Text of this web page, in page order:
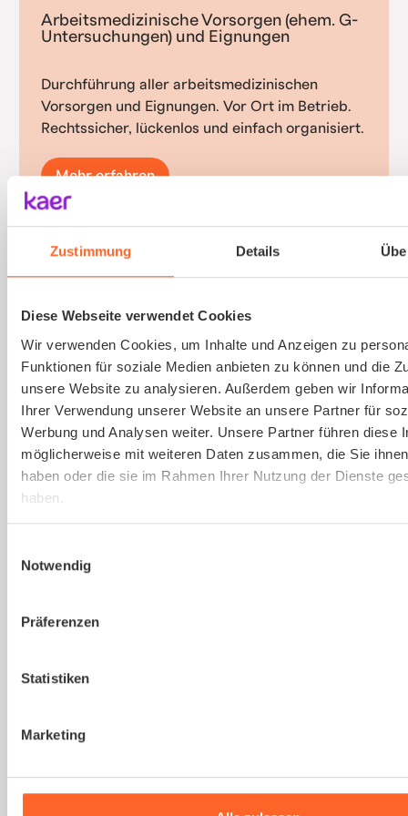
Zustimmung Details
Diese Webseite verwendet Cookies
Wir verwenden Cookies, um Inhalte und Anzeigen zu
Funktionen für soziale Medien anbieten zu können und die
unsere Website zu analysieren. Außerdem geben wir
Ihrer Verwendung unserer Website an unsere Partner für
Werbung und Analysen weiter. Unsere Partner führen diese
möglicherweise mit weiteren Daten zusammen, die Sie
haben oder die sie im Rahmen Ihrer Nutzung der Dienste
haben.
Notwendig
Präferenzen
Statistiken
Marketing
Arbeitsmedizinische Vorsorgen (ehem. G-
Untersuchungen) und Eignungen
Durchführung aller arbeitsmedizinischen
Vorsorgen und Eignungen. Vor Ort im Betrieb.
Rechtssicher, lückenlos und einfach organisiert.
Mehr erfahren
Psychische Belastungen am Arbeitsplatz mit
validierten Verfahren und einfacher
Durchführung erfassen.
Gesetzlich vorgeschriebene
Gefährdungsbeurteilung einfach erstellen
lassen.
Mehr erfahren
Du bist noch unsicher, ob
für euer Unternehmen